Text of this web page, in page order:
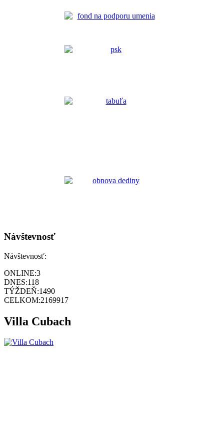
Návštevnosť
Návštevnosť:
ONLINE:3
DNES:118
TÝŽDEŇ:1490
CELKOM:2169917
Villa Cubach